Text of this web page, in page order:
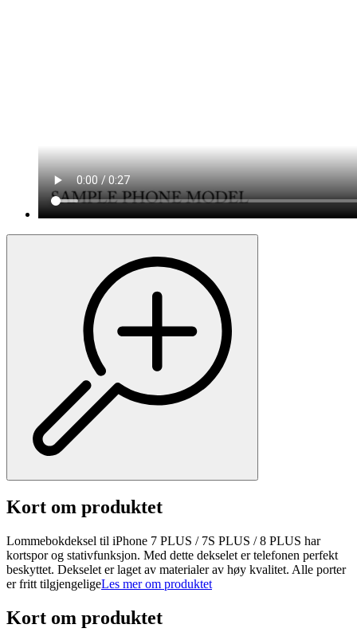
Kort om produktet
Lommebokdeksel til iPhone 7 PLUS / 7S PLUS / 8 PLUS har
kortspor og stativfunksjon. Med dette dekselet er telefonen perfekt
beskyttet. Dekselet er laget av materialer av høy kvalitet. Alle porter
er fritt tilgjengeligeLes mer om produktet
Kort om produktet